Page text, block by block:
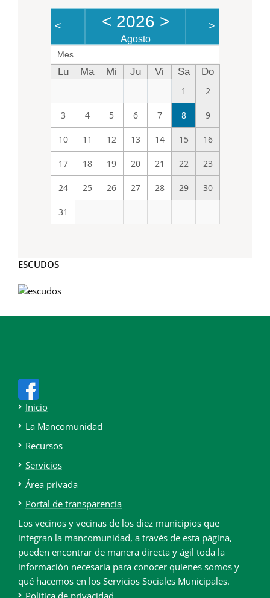
< < 2026 >
Agosto
>
Mes
Lu Ma Mi Ju Vi Sa
Do
1
2
3 4 5 6 7 8 9
10 11 12 13 14 15 16
17 18 19 20 21 22 23
24 25 26 27 28 29 30
31
ESCUDOS
Inicio
La Mancomunidad
Recursos
Servicios
Área privada
Portal de transparencia
Los vecinos y vecinas de los diez municipios que
integran la mancomunidad, a través de esta página,
pueden encontrar de manera directa y ágil toda la
información necesaria para conocer quienes somos y
qué hacemos en los Servicios Sociales Municipales.
Política de privacidad